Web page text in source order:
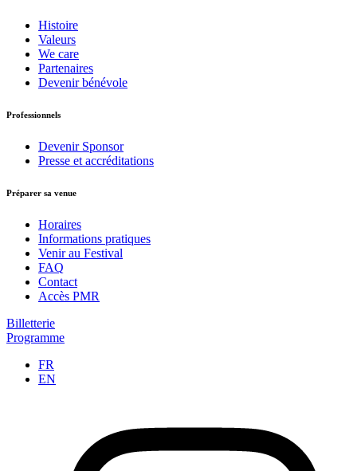
Histoire
Valeurs
We care
Partenaires
Devenir bénévole
Professionnels
Devenir Sponsor
Presse et accréditations
Préparer sa venue
Horaires
Informations pratiques
Venir au Festival
FAQ
Contact
Accès PMR
Billetterie
Programme
FR
EN